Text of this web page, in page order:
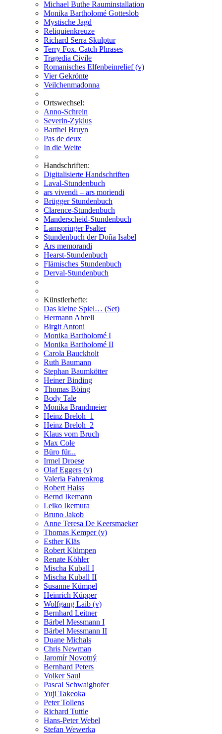
Michael Buthe Rauminstallation
Monika Bartholomé Gotteslob
Mystische Jagd
Reliquienkreuze
Richard Serra Skulptur
Terry Fox. Catch Phrases
Tragedia Civile
Romanisches Elfenbeinrelief (v)
Vier Gekrönte
Veilchenmadonna
Ortswechsel:
Anno-Schrein
Severin-Zyklus
Barthel Bruyn
Pas de deux
In die Weite
Handschriften:
Digitalisierte Handschriften
Laval-Stundenbuch
ars vivendi – ars moriendi
Brügger Stundenbuch
Clarence-Stundenbuch
Manderscheid-Stundenbuch
Lamspringer Psalter
Stundenbuch der Doña Isabel
Ars memorandi
Hearst-Stundenbuch
Flämisches Stundenbuch
Derval-Stundenbuch
Künstlerhefte:
Das kleine Spiel… (Set)
Hermann Abrell
Birgit Antoni
Monika Bartholomé I
Monika Bartholomé II
Carola Bauckholt
Ruth Baumann
Stephan Baumkötter
Heiner Binding
Thomas Böing
Body Tale
Monika Brandmeier
Heinz Breloh_1
Heinz Breloh_2
Klaus vom Bruch
Max Cole
Büro für...
Irmel Droese
Olaf Eggers (v)
Valeria Fahrenkrog
Robert Haiss
Bernd Ikemann
Leiko Ikemura
Bruno Jakob
Anne Teresa De Keersmaeker
Thomas Kemper (v)
Esther Kläs
Robert Klümpen
Renate Köhler
Mischa Kuball I
Mischa Kuball II
Susanne Kümpel
Heinrich Küpper
Wolfgang Laib (v)
Bernhard Leitner
Bärbel Messmann I
Bärbel Messmann II
Duane Michals
Chris Newman
Jaromír Novotný
Bernhard Peters
Volker Saul
Pascal Schwaighofer
Yuji Takeoka
Peter Tollens
Richard Tuttle
Hans-Peter Webel
Stefan Wewerka